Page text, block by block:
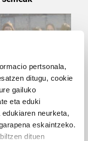
pertsonala,
ditugu, cookie
gailuko
eta eduki
neurketa,
eskaintzeko.
dituen